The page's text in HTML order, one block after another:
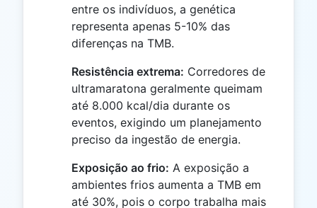
entre os indivíduos, a genética
representa apenas 5-10% das
diferenças na TMB.
Resistência extrema: Corredores de
ultramaratona geralmente queimam
até 8.000 kcal/dia durante os
eventos, exigindo um planejamento
preciso da ingestão de energia.
Exposição ao frio: A exposição a
ambientes frios aumenta a TMB em
até 30%, pois o corpo trabalha mais